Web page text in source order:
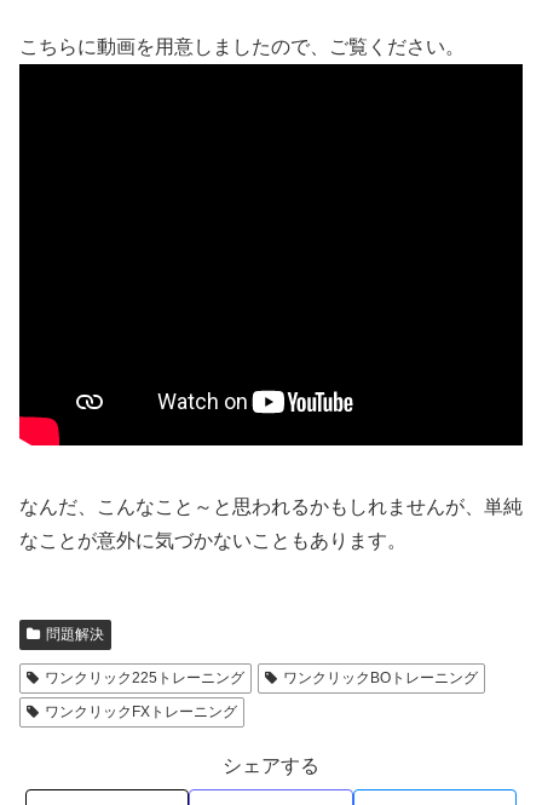
こちらに動画を用意しましたので、ご覧ください。
なんだ、こんなこと～と思われるかもしれませんが、単純
なことが意外に気づかないこともあります。
問題解決
ワンクリック225トレーニング
ワンクリックBOトレーニング
ワンクリックFXトレーニング
シェアする